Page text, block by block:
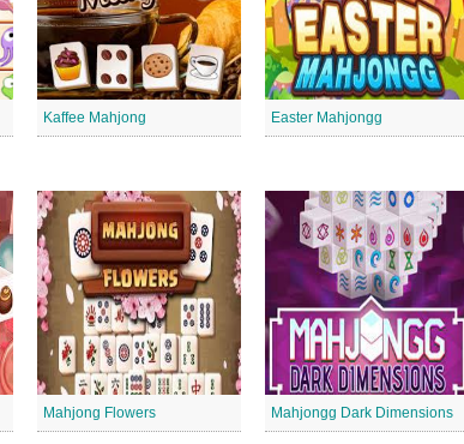
Kaffee Mahjong Easter Mahjongg
Mahjong Flowers Mahjongg Dark Dimensions